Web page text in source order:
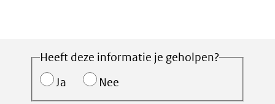
Heeft deze informatie je geholpen?
Ja
Nee